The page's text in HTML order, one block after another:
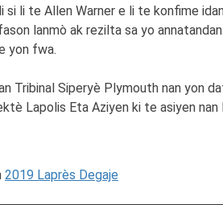
si li te Allen Warner e li te konfime
lanmò ak rezilta sa yo
yon fwa.
Tribinal Siperyè Plymouth nan yon
Lapolis Eta Aziyen ki te asiyen
2019 Laprès Degaje